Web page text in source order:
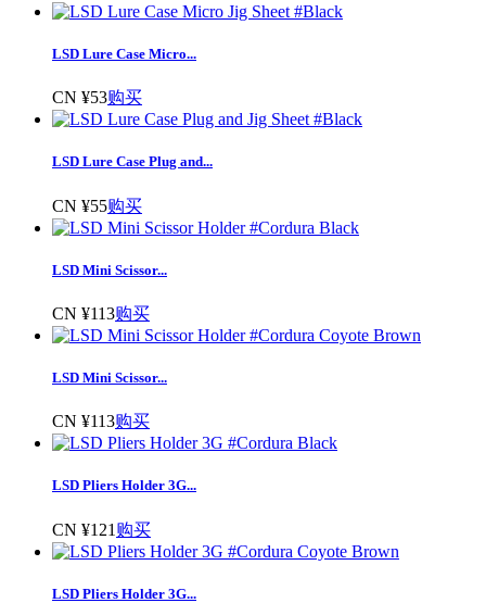
LSD Lure Case Micro...
CN ¥53购买
LSD Lure Case Plug and...
CN ¥55购买
LSD Mini Scissor...
CN ¥113购买
LSD Mini Scissor...
CN ¥113购买
LSD Pliers Holder 3G...
CN ¥121 购买
LSD Pliers Holder 3G...